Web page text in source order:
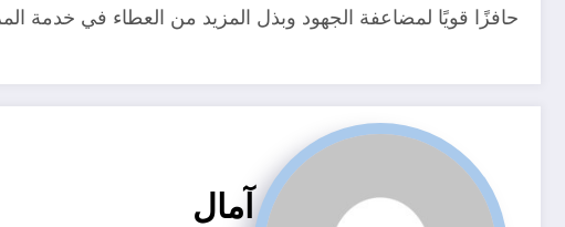
حافزًا قويًا لمضاعفة الجهود وبذل المزيد من العطاء في خدمة
آمال